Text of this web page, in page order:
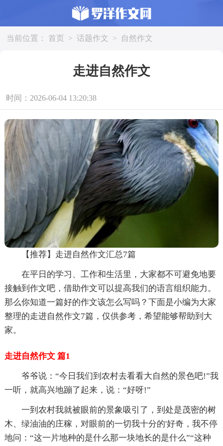
当前位置： 首页 > 话题作文 > 自然作文
走进自然作文
时间：2026-06-04 13:20:38
【推荐】走进自然作文汇总7篇
在平日的学习、工作和生活里，大家都不可避免地要
接触到作文吧，借助作文可以提高我们的语言组织能力。
那么你知道一篇好的作文该怎么写吗？下面是小编为大家
整理的走进自然作文7篇，仅供参考，希望能够帮助到大
家。
走进自然作文 篇1
爷爷说：“今日我们到农村去看看大自然的景色吧!”我
一听，就高兴地蹦了起来，说：“好呀!”
一到农村我就被眼前的景象吸引了，到处是茂密的树
木、绿油油的庄稼，对眼前的一切我十分的'好奇，我不停
地问：“这一片地种的是什么那一块地长的是什么”“这种